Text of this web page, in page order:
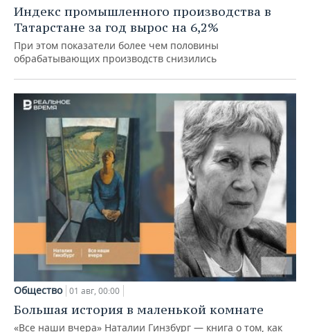
Индекс промышленного производства в
Татарстане за год вырос на 6,2%
При этом показатели более чем половины
обрабатывающих производств снизились
Общество 01 авг, 00:00
Большая история в маленькой комнате
«Все наши вчера» Наталии Гинзбург — книга о том, как